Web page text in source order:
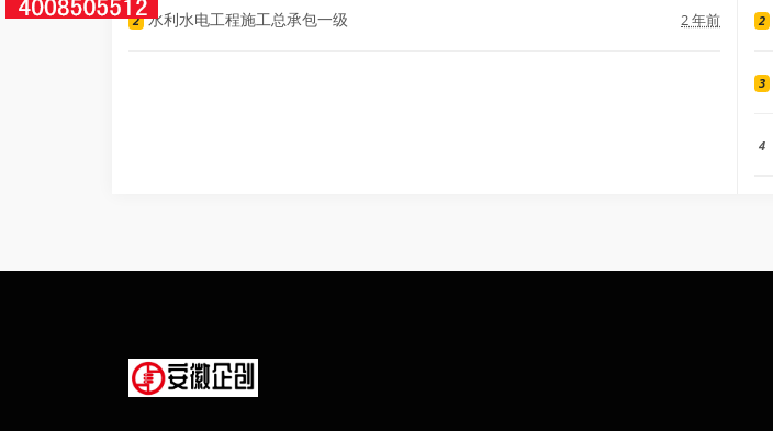
2 水利水电工程施工总承包一级 2 年前 2
3
4